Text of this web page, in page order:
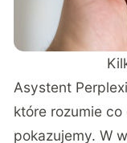
Asystent
które rozumie
pokazujemy. W